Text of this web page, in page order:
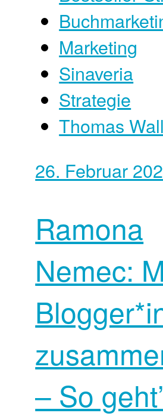
Marketing
Sinaveria
Strategie
Thomas Wall
26. Februar
Ramona
Nemec:
– So